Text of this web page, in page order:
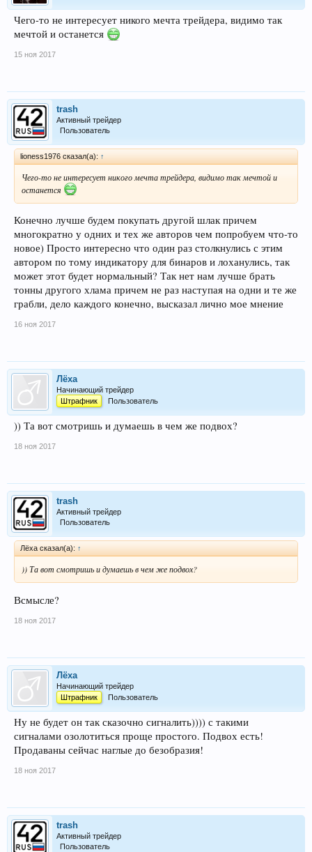
Чего-то не интересует никого мечта трейдера, видимо так
мечтой и останется
15 ноя 2017
trash
Активный трейдер
Пользователь
lioness1976 сказал(а): ↑
Чего-то не интересует никого мечта трейдера, видимо так мечтой и
останется
Конечно лучше будем покупать другой шлак причем
многократно у одних и тех же авторов чем попробуем что-то
новое) Просто интересно что один раз столкнулись с этим
автором по тому индикатору для бинаров и лоханулись, так
может этот будет нормальный? Так нет нам лучше брать
тонны другого хлама причем не раз наступая на одни и те же
грабли, дело каждого конечно, высказал лично мое мнение
16 ноя 2017
Лёха
Начинающий трейдер
Штрафник
Пользователь
)) Та вот смотришь и думаешь в чем же подвох?
18 ноя 2017
trash
Активный трейдер
Пользователь
Лёха сказал(а): ↑
)) Та вот смотришь и думаешь в чем же подвох?
Всмысле?
18 ноя 2017
Лёха
Начинающий трейдер
Штрафник
Пользователь
Ну не будет он так сказочно сигналить)))) с такими
сигналами озолотиться проще простого. Подвох есть!
Продаваны сейчас наглые до безобразия!
18 ноя 2017
trash
Активный трейдер
Пользователь